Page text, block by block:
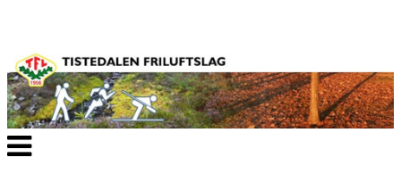
Veksle
navigasjon